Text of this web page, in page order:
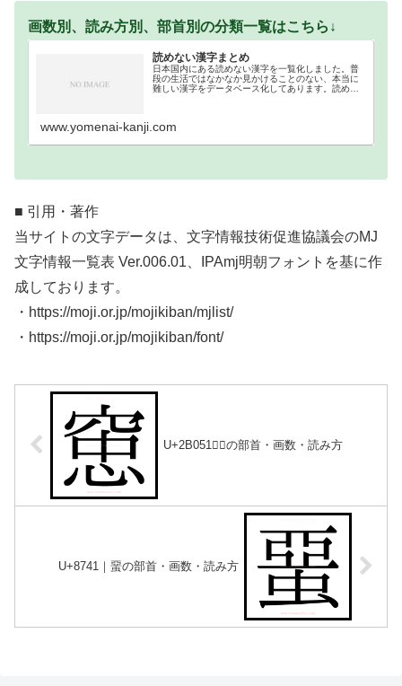
画数別、読み方別、部首別の分類一覧はこちら↓
読めない漢字まとめ
日本国内にある読めない漢字を一覧化しました。普
段の生活ではなかなか見かけることのない、本当に
難しい漢字をデータベース化してあります。読めな
www.yomenai-kanji.com
■ 引用・著作
当サイトの文字データは、文字情報技術促進協議会のMJ
文字情報一覧表 Ver.006.01、IPAmj明朝フォントを基に作
成しております。
・https://moji.or.jp/mojikiban/mjlist/
・https://moji.or.jp/mojikiban/font/
U+2B051｜𫁑の部首・画数・読み方
U+8741｜蝁の部首・画数・読み方